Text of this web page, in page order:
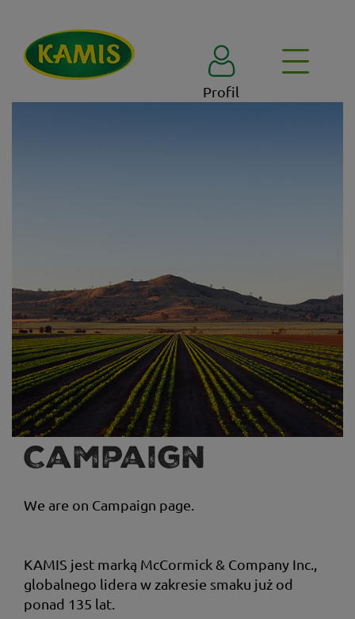
Profil
Campaign
We are on Campaign page.
KAMIS jest marką McCormick & Company Inc.,
globalnego lidera w zakresie smaku już od
ponad 135 lat.